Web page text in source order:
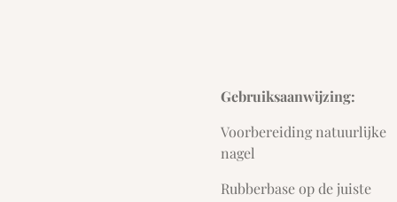
Gebruiksaanwijzing:
Voorbereiding natuurlijke
nagel
Rubberbase op de juiste